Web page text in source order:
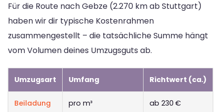
Für die Route nach Gebze (2.270 km ab Stuttgart)
haben wir dir typische Kostenrahmen
zusammengestellt – die tatsächliche Summe hängt
vom Volumen deines Umzugsguts ab.
Umzugsart Umfang Richtwert (ca.)
Beiladung pro m³ ab 230 €